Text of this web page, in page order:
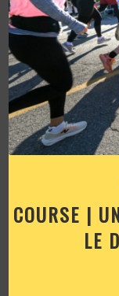
COURSE |
LE